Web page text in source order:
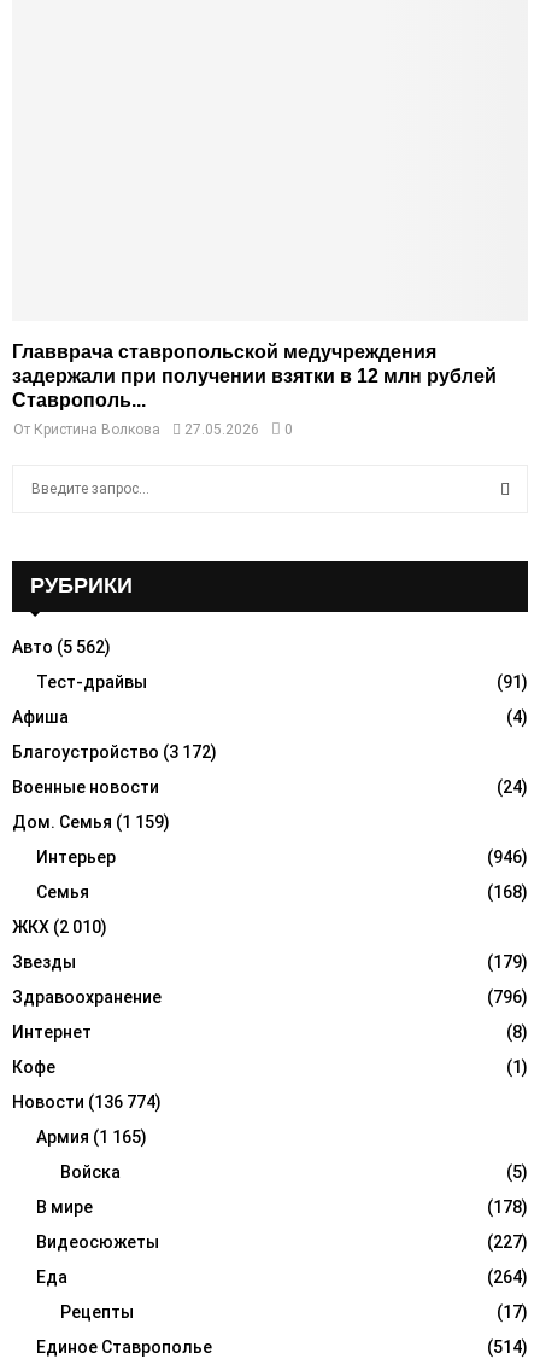
Главврача ставропольской медучреждения
задержали при получении взятки в 12 млн рублей
Ставрополь...
От Кристина Волкова 27.05.2026 0
o
R
C
H
РУБРИКИ
Авто (5 562)
Тест-драйвы
(91)
Афиша
(4)
Благоустройство (3 172)
Военные новости
(24)
Дом. Семья (1 159)
Интерьер
(946)
Семья
(168)
ЖКХ (2 010)
Звезды
(179)
Здравоохранение
(796)
Интернет
(8)
Кофе
(1)
Новости (136 774)
Армия (1 165)
Войска
(5)
В мире
(178)
Видеосюжеты
(227)
Еда
(264)
Рецепты
(17)
Единое Ставрополье
(514)